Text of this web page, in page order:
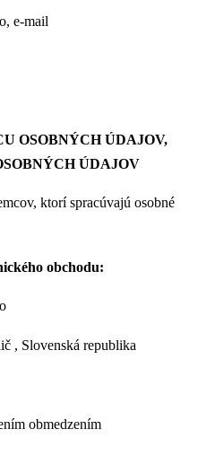
e-mail
OSOBNÝCH ÚDAJOV,
ÚDAJOV
ktorí spracúvajú osobné
obchodu:
, Slovenská republika
obmedzením